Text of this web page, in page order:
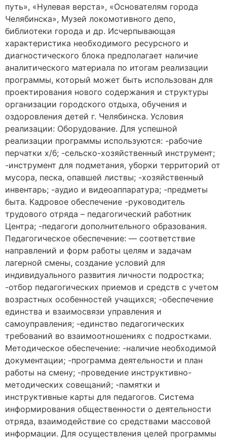
путь», «Нулевая верста», «Основателям города
Челябинска», Музей локомотивного депо,
библиотеки города и др. Исчерпывающая
характеристика необходимого ресурсного и
диагностического блока предполагает наличие
аналитического материала по итогам реализации
программы, который может быть использован для
проектирования нового содержания и структуры
организации городского отдыха, обучения и
оздоровления детей г. Челябинска. Условия
реализации: Оборудование. Для успешной
реализации программы используются: -рабочие
перчатки х/б; -сельско-хозяйственный инструмент;
-инструмент для подметания, уборки территорий от
мусора, песка, опавшей листвы; -хозяйственный
инвентарь; -аудио и видеоаппаратура; -предметы
быта. Кадровое обеспечение -руководитель
трудового отряда – педагогический работник
Центра; -педагоги дополнительного образования.
Педагогическое обеспечение: — соответствие
направлений и форм работы целям и задачам
лагерной смены, создание условий для
индивидуального развития личности подростка;
-отбор педагогических приемов и средств с учетом
возрастных особенностей учащихся; -обеспечение
единства и взаимосвязи управления и
самоуправления; -единство педагогических
требований во взаимоотношениях с подростками.
Методическое обеспечение: -наличие необходимой
документации; -программа деятельности и план
работы на смену; -проведение инструктивно-
методических совещаний; -памятки и
инструктивные карты для педагогов. Система
информирования общественности о деятельности
отряда, взаимодействие со средствами массовой
информации. Для осуществления целей программы